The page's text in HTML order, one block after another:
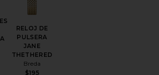
RELOJ DE
PULSERA
JANE
THETHERED
Breda
$195